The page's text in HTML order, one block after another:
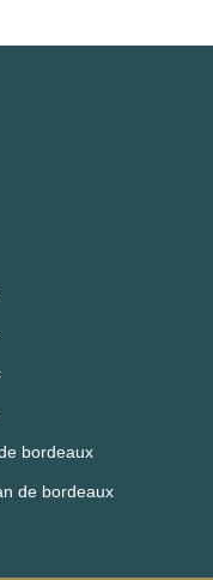
bordeaux
de bordeaux